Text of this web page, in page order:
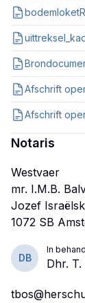
Notaris
Westvaer
mr. I.M.B.
Jozef
DB
In
Dhr.